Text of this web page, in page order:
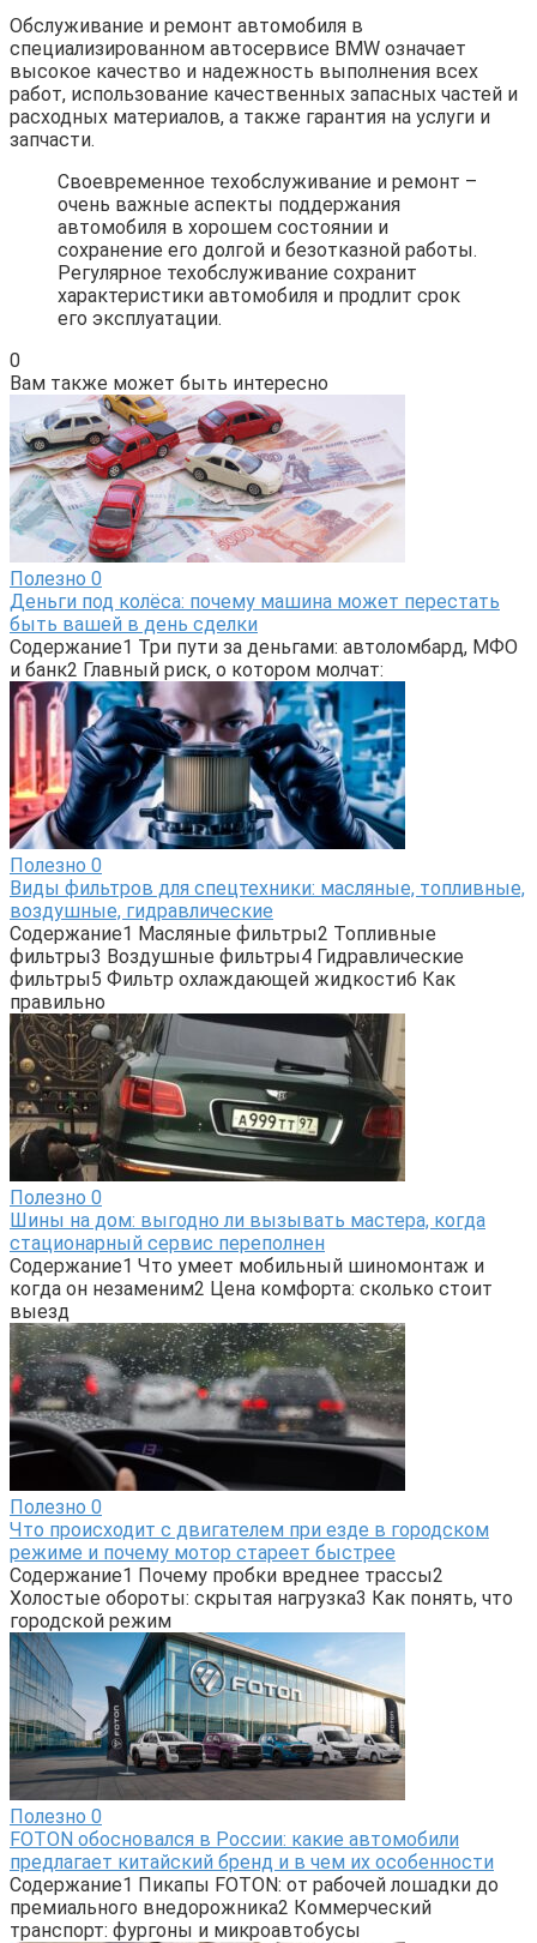
Обслуживание и ремонт автомобиля в
специализированном автосервисе BMW означает
высокое качество и надежность выполнения всех
работ, использование качественных запасных частей и
расходных материалов, а также гарантия на услуги и
запчасти.
Своевременное техобслуживание и ремонт –
очень важные аспекты поддержания
автомобиля в хорошем состоянии и
сохранение его долгой и безотказной работы.
Регулярное техобслуживание сохранит
характеристики автомобиля и продлит срок
его эксплуатации.
0
Вам также может быть интересно
Полезно 0
Деньги под колёса: почему машина может перестать
быть вашей в день сделки
Содержание1 Три пути за деньгами: автоломбард, МФО
и банк2 Главный риск, о котором молчат:
Полезно 0
Виды фильтров для спецтехники: масляные, топливные,
воздушные, гидравлические
Содержание1 Масляные фильтры2 Топливные
фильтры3 Воздушные фильтры4 Гидравлические
фильтры5 Фильтр охлаждающей жидкости6 Как
правильно
Полезно 0
Шины на дом: выгодно ли вызывать мастера, когда
стационарный сервис переполнен
Содержание1 Что умеет мобильный шиномонтаж и
когда он незаменим2 Цена комфорта: сколько стоит
выезд
Полезно 0
Что происходит с двигателем при езде в городском
режиме и почему мотор стареет быстрее
Содержание1 Почему пробки вреднее трассы2
Холостые обороты: скрытая нагрузка3 Как понять, что
городской режим
Полезно 0
FOTON обосновался в России: какие автомобили
предлагает китайский бренд и в чем их особенности
Содержание1 Пикапы FOTON: от рабочей лошадки до
премиального внедорожника2 Коммерческий
транспорт: фургоны и микроавтобусы